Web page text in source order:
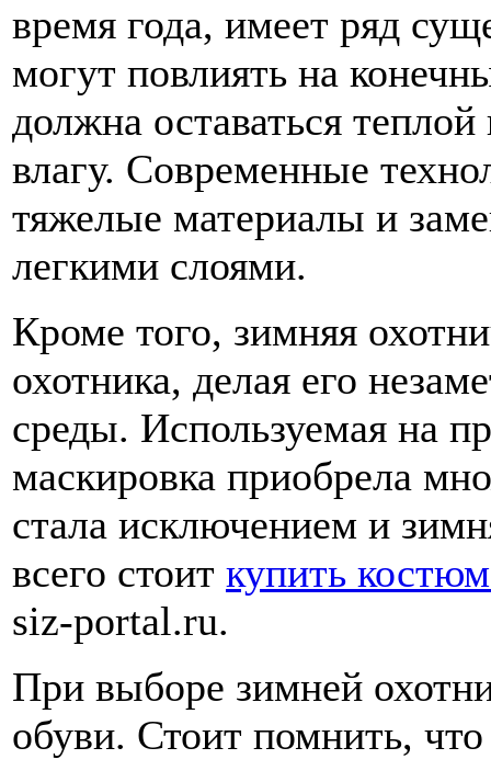
время года, имеет ряд
могут повлиять на
должна оставаться
влагу. Современные
тяжелые материалы и
легкими слоями.
Кроме того, зимняя
охотника, делая его
среды. Используемая на
маскировка приобрела
стала исключением и
всего стоит купить
siz-portal.ru.
При выборе зимней
обуви. Стоит помнить,